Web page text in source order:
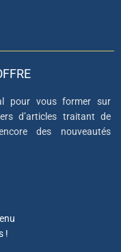
pour vous former sur
d’articles traitant de
des nouveautés
!